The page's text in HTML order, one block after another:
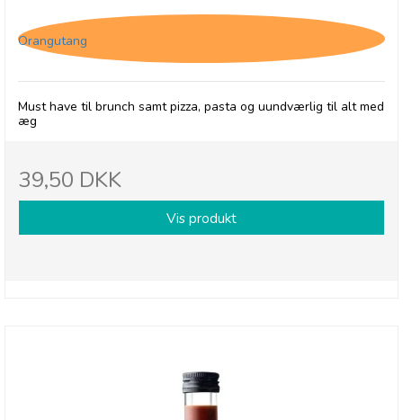
Orangutang
Must have til brunch samt pizza, pasta og uundværlig til alt med
æg
39,50 DKK
Vis produkt